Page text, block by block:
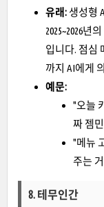
유래: 생성형
2025~2026년
입니다. 점심
까지 AI에게
예문:
"오늘
짜 젬
"메뉴
주는
8. 테무인간